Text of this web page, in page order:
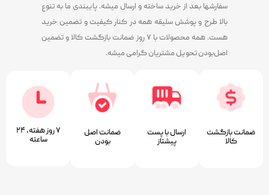
سفارشها بعد از خرید ساخته و ارسال میشه. پایبندی ما به تنوع
بالا طرح و پوشش سلیقه همه در کنار کیفیت و تضمین خرید
هست. همه محصولات با ۷ روز ضمانت بازگشت کالا و تضمین
اصل‌بودن تحویل مشتریان گرامی میشه.
ضمانت بازگشت
کالا
ارسال با پست
پیشتاز
ﺿﻤﺎﻧﺖ اﺻﻞ
ﺑﻮدن
۷ روز ﻫﻔﺘﻪ، ۲۴
ﺳﺎﻋﺘﻪ